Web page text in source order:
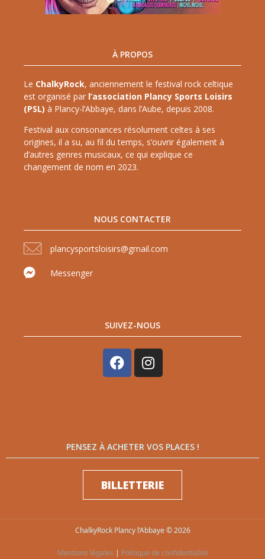
À PROPOS
Le ChalkyRock, anciennement le festival rock celtique
est organisé par l’association Plancy Sports Loisirs
(PSL) à Plancy-l’Abbaye, dans l’Aube, depuis 2008.
Festival aux consonances résolument celtes à ses
origines, il a su, au fil du temps, s’ouvrir également à
d’autres genres musicaux, ce qui explique ce
changement de nom en 2023.
NOUS CONTACTER
plancysportsloisirs@gmail.com
Messenger
SUIVEZ-NOUS
PENSEZ À ACHETER VOS PLACES !
BILLETTERIE
ChalkyRock Plancy l’Abbaye © 2026
Mentions légales | Politique de confidentialité